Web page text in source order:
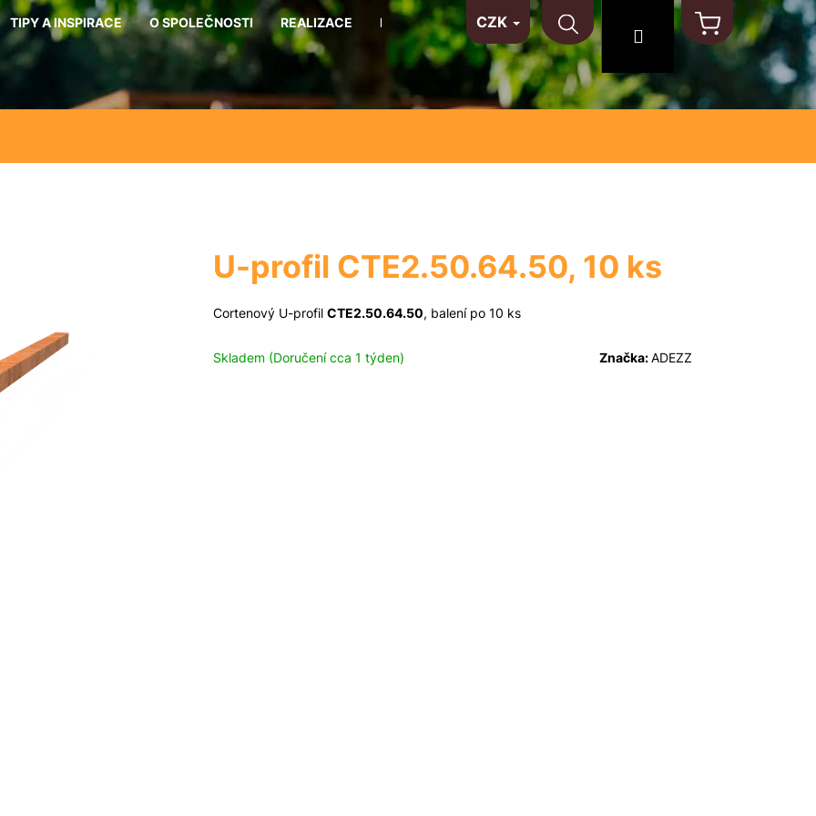
TIPY A INSPIRACE O SPOLEČNOSTI REALIZACE KONTAKT NA MÍRU MATERIÁLY
CZK
Hledat PřihlášeníNákupní
košík
U-profil CTE2.50.64.50, 10 ks
Cortenový U-profil CTE2.50.64.50, balení po 10 ks
Skladem (Doručení cca 1 týden) Značka:ADEZZ
Co potřebujete najít?
Hledat